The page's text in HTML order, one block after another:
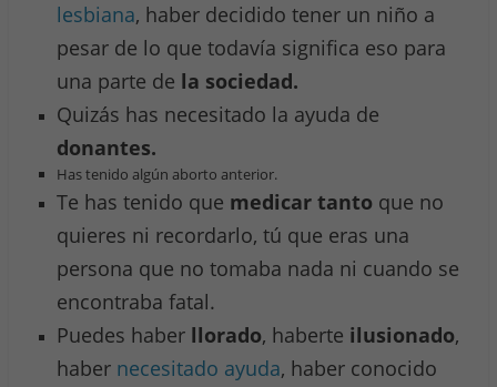
lesbiana, haber decidido tener un niño a
pesar de lo que todavía significa eso para
una parte de la sociedad.
Quizás has necesitado la ayuda de
donantes.
Has tenido algún aborto anterior.
Te has tenido que medicar tanto que no
quieres ni recordarlo, tú que eras una
persona que no tomaba nada ni cuando se
encontraba fatal.
Puedes haber llorado, haberte ilusionado,
haber necesitado ayuda, haber conocido